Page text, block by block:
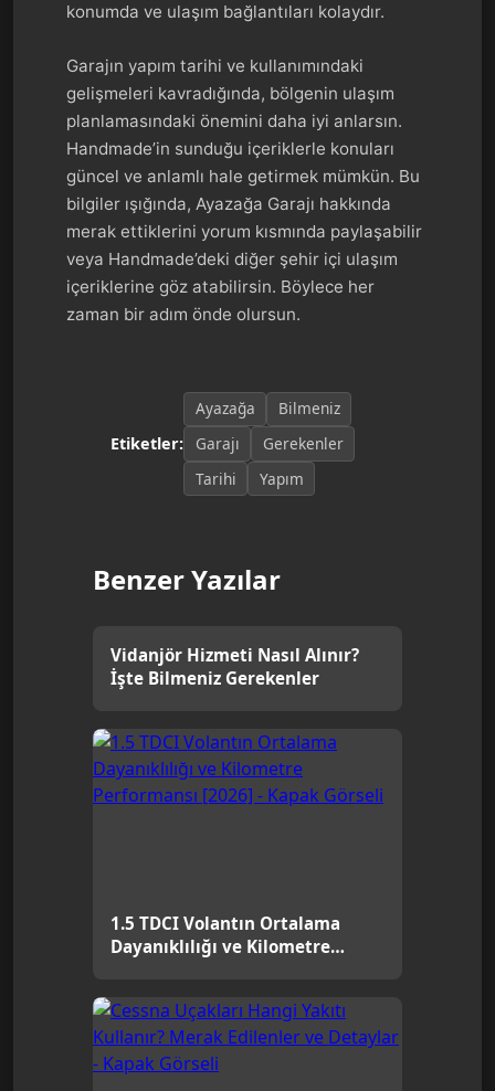
konumda ve ulaşım bağlantıları kolaydır.
Garajın yapım tarihi ve kullanımındaki
gelişmeleri kavradığında, bölgenin ulaşım
planlamasındaki önemini daha iyi anlarsın.
Handmade’in sunduğu içeriklerle konuları
güncel ve anlamlı hale getirmek mümkün. Bu
bilgiler ışığında, Ayazağa Garajı hakkında
merak ettiklerini yorum kısmında paylaşabilir
veya Handmade’deki diğer şehir içi ulaşım
içeriklerine göz atabilirsin. Böylece her
zaman bir adım önde olursun.
Etiketler:
Ayazağa
Bilmeniz
Garajı
Gerekenler
Tarihi
Yapım
Benzer Yazılar
Vidanjör Hizmeti Nasıl Alınır?
İşte Bilmeniz Gerekenler
1.5 TDCI Volantın Ortalama
Dayanıklılığı ve Kilometre